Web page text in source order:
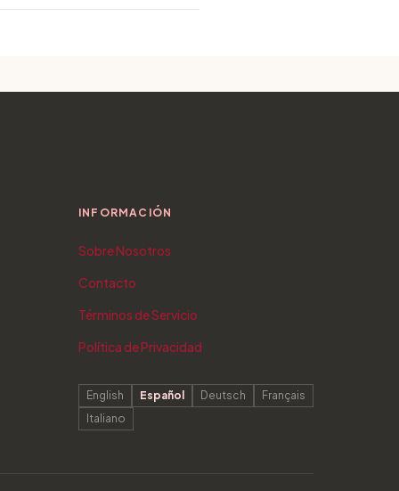
INFORMACIÓN
Sobre Nosotros
Contacto
Términos de Servicio
Política de Privacidad
English Español Deutsch
Français
Italiano